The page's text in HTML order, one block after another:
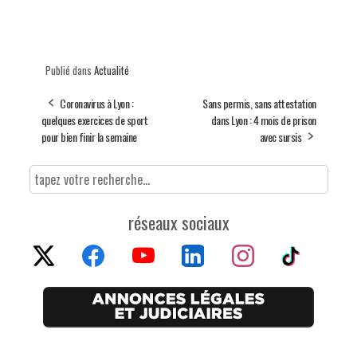
Publié dans Actualité
Coronavirus à Lyon :
quelques exercices de sport
pour bien finir la semaine
Sans permis, sans attestation
dans Lyon : 4 mois de prison
avec sursis
réseaux sociaux